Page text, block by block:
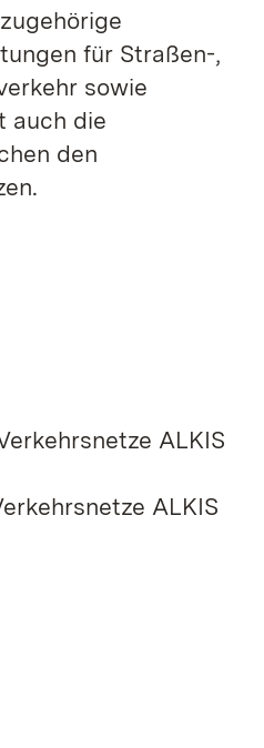
für Straßen-,
sowie
auch die
den
ALKIS
ALKIS